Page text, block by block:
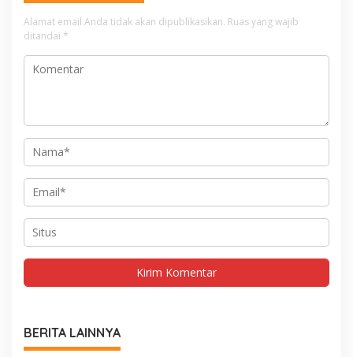
Alamat email Anda tidak akan dipublikasikan. Ruas yang wajib
ditandai *
BERITA LAINNYA